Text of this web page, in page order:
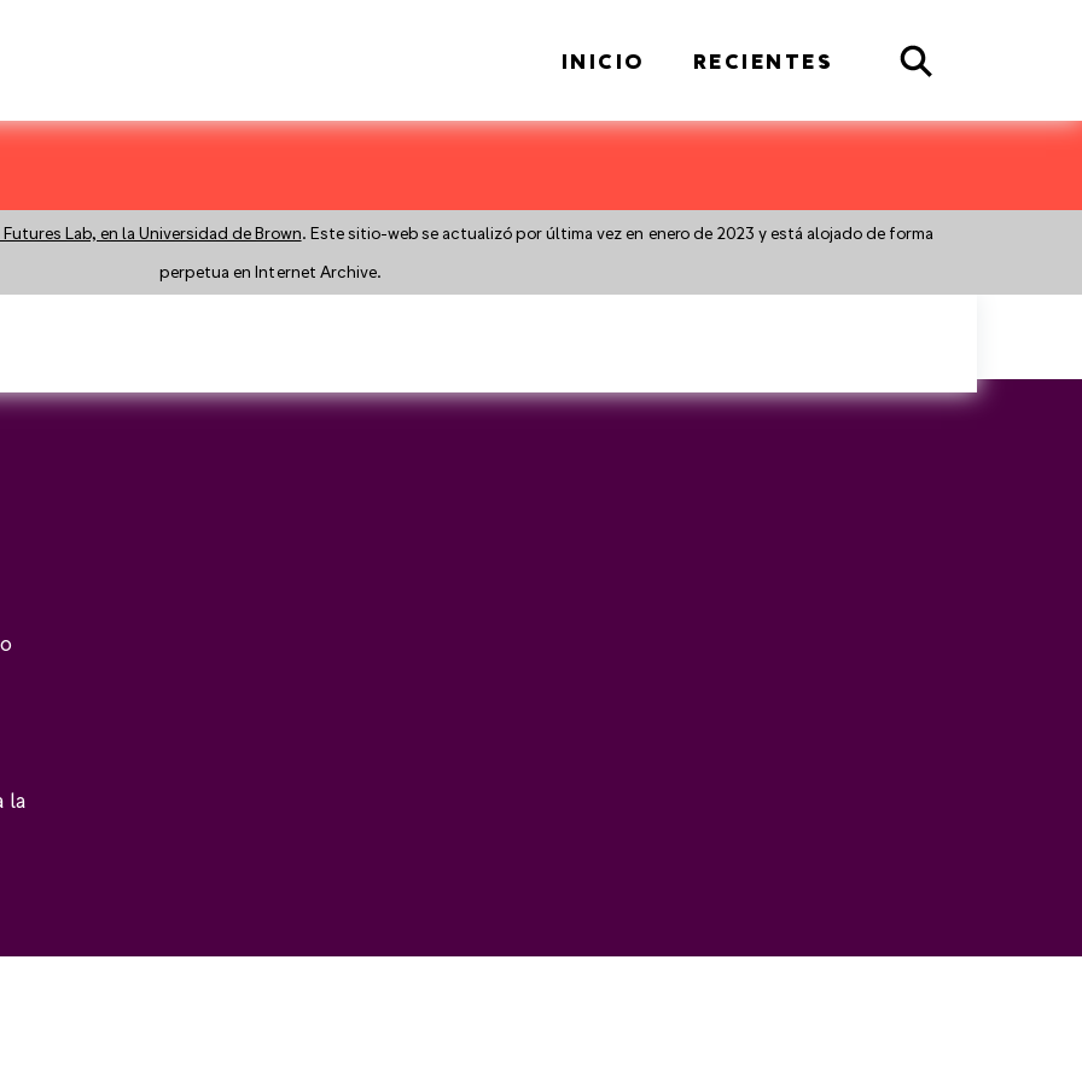
Lab, en la Universidad de Brown. Este sitio-web se actualizó por última vez en enero de 2023 y está alojado de forma
perpetua en Internet Archive.
INICIO RECIENTES Search
la